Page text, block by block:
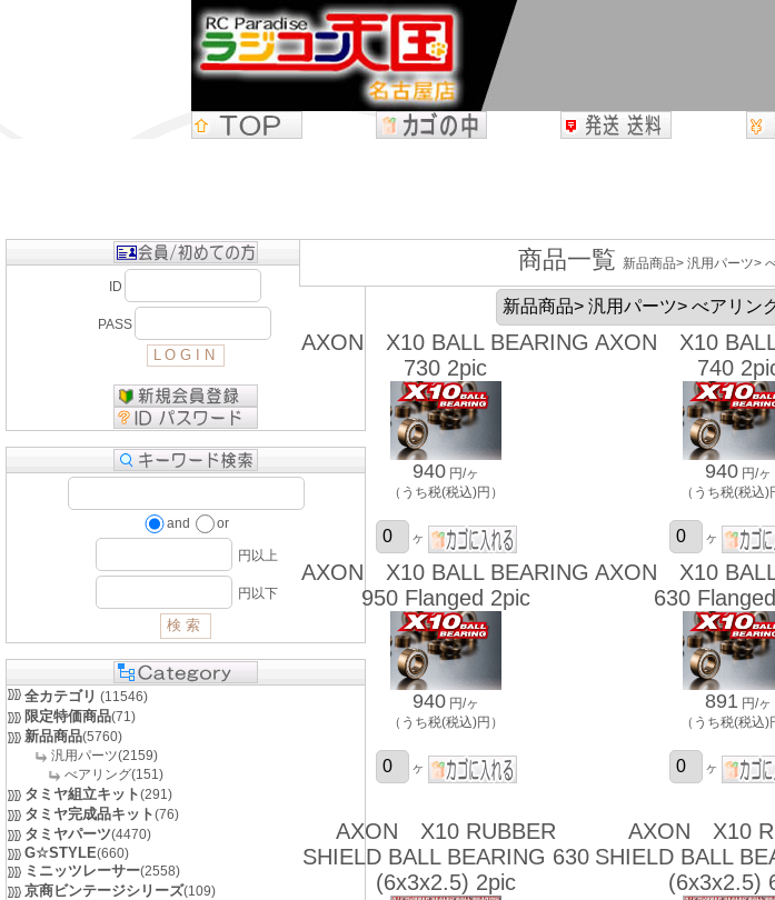
ID
PASS
and or
円以上
円以下
全カテゴリ (11546)
限定特価商品(71)
新品商品(5760)
汎用パーツ(2159)
べアリング(151)
タミヤ組立キット(291)
タミヤ完成品キット(76)
タミヤパーツ(4470)
G☆STYLE(660)
ミニッツレーサー(2558)
京商ビンテージシリーズ(109)
商品一覧 新品商品> 汎用パーツ>
AXON X10 BALL BEARING
730 2pic
940 円/ヶ
（うち税(税込)円）
ヶ
AXON X10
740
940 円/ヶ
（うち税(税込)
ヶ
AXON X10 BALL BEARING
950 Flanged 2pic
940 円/ヶ
（うち税(税込)円）
ヶ
AXON X10
630
891 円/ヶ
（うち税(税込)
ヶ
AXON X10 RUBBER
SHIELD BALL BEARING 630
(6x3x2.5) 2pic
AXON X10
SHIELD BALL
(6x3x2.5)